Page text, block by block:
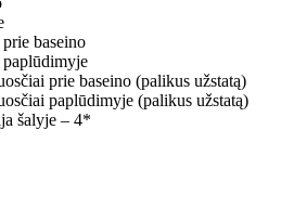
baseino
paplūdimyje
prie baseino (palikus užstatą)
paplūdimyje (palikus užstatą)
šalyje – 4*